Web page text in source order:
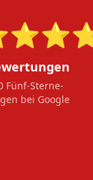
Fünf-Sterne-
bei Google